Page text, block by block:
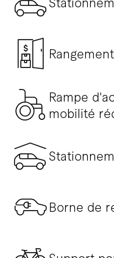
Rampe
mobilité
Borne de